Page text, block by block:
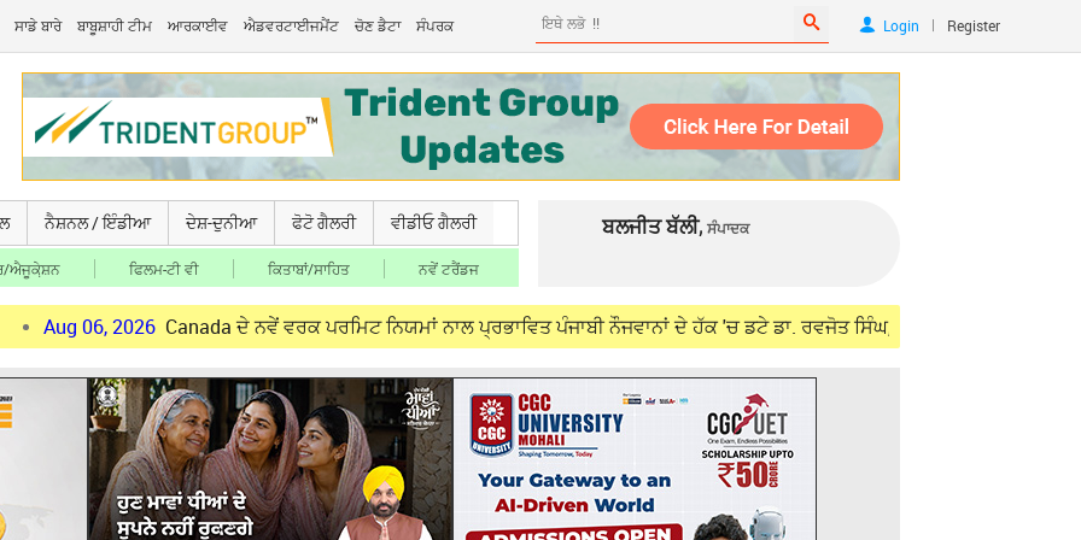
ਸਾਡੇ ਬਾਰੇ ਬਾਬੂਸ਼ਾਹੀ ਟੀਮ ਆਰਕਾਈਵ ਐਡਵਰਟਾਈਜਮੈਂਟ ਚੋਣ ਡੈਟਾ ਸੰਪਰਕ Login | Register
ਨੈਸ਼ਨਲ / ਇੰਡੀਆ ਦੇਸ਼-ਦੁਨੀਆ ਫੋਟੋ ਗੈਲਰੀ ਵੀਡੀਓ ਗੈਲਰੀ
ਐਜੂਕੇ਼ਸ਼ਨ ਫਿਲਮ-ਟੀ ਵੀ ਕਿਤਾਬਾਂ/ਸਾਹਿਤ ਨਵੇਂ ਟਰੈਂਡਜ
ਬਲਜੀਤ ਬੱਲੀ, ਸੰਪਾਦਕ
2026 Canada ਦੇ ਨਵੇਂ ਵਰਕ ਪਰਮਿਟ ਨਿਯਮਾਂ ਨਾਲ ਪ੍ਰਭਾਵਿਤ ਪੰਜਾਬੀ ਨੌਜਵਾਨਾਂ ਦੇ ਹੱਕ 'ਚ ਡਟੇ ਡਾ. ਰਵਜੋਤ ਸਿੰਘ, ਵਿਦੇਸ਼ ਮੰਤਰੀ ਜੈਸ਼ੰਕਰ ਨਾਲ ਮੁਲਾਕਾਤ